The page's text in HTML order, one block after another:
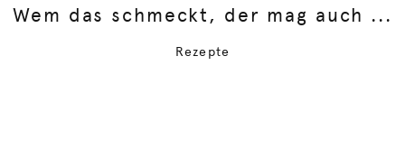
Wem das schmeckt, der mag auch ...
Rezepte